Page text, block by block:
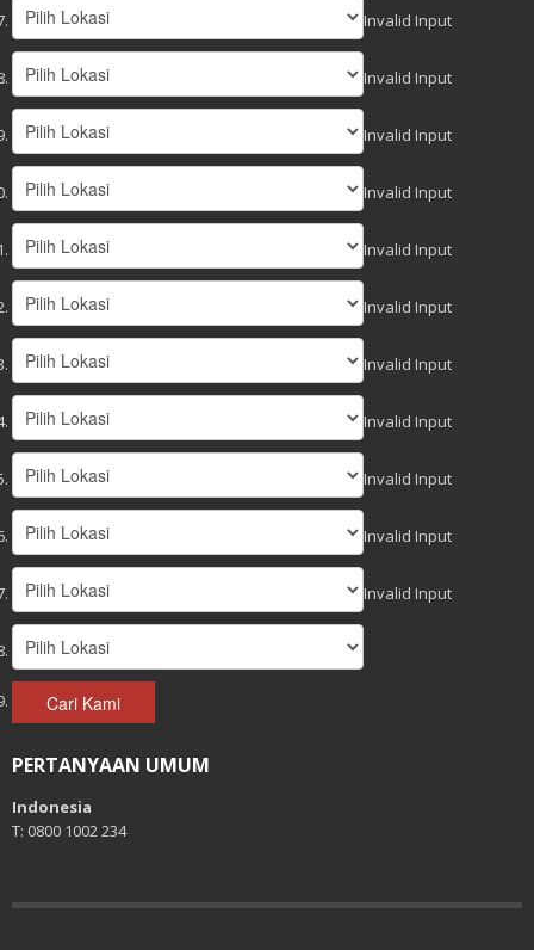
Invalid Input
Invalid Input
Invalid Input
Invalid Input
Invalid Input
Invalid Input
Invalid Input
Invalid Input
Invalid Input
Invalid Input
Invalid Input
Cari Kami
PERTANYAAN UMUM
Indonesia
T: 0800 1002 234